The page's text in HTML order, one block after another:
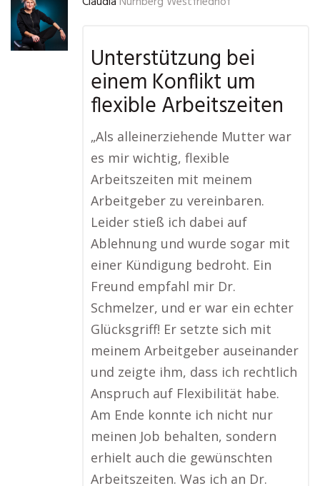
Unterstützung bei
einem Konflikt um
flexible Arbeitszeiten
„Als alleinerziehende Mutter war
es mir wichtig, flexible
Arbeitszeiten mit meinem
Arbeitgeber zu vereinbaren.
Leider stieß ich dabei auf
Ablehnung und wurde sogar mit
einer Kündigung bedroht. Ein
Freund empfahl mir Dr.
Schmelzer, und er war ein echter
Glücksgriff! Er setzte sich mit
meinem Arbeitgeber auseinander
und zeigte ihm, dass ich rechtlich
Anspruch auf Flexibilität habe.
Am Ende konnte ich nicht nur
meinen Job behalten, sondern
erhielt auch die gewünschten
Arbeitszeiten. Was ich an Dr.